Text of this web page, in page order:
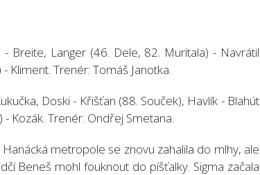
Breite, Langer (46. Dele, 82. Muritala) - Navrátil
Kliment. Trenér: Tomáš Janotka.
Doski - Křišťan (88. Souček), Havlík - Blahút
- Kozák. Trenér: Ondřej Smetana.
metropole se znovu zahalila do mlhy, ale
Beneš mohl fouknout do píšťalky. Sigma začala